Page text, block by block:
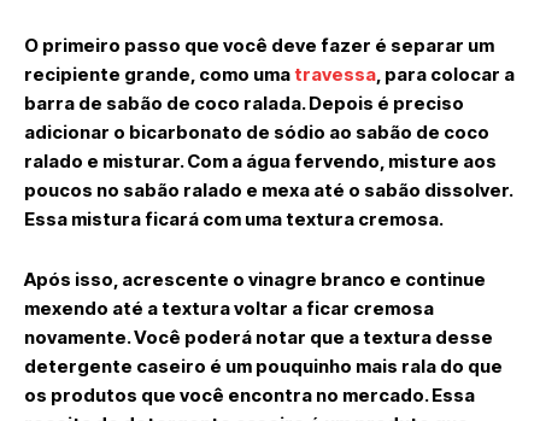
O primeiro passo que você deve fazer é separar um
recipiente grande, como umatravessa, para colocar a
barra de sabão de coco ralada. Depois é preciso
adicionar o bicarbonato de sódio ao sabão de coco
ralado e misturar. Com a água fervendo, misture aos
poucos no sabão ralado e mexa até o sabão dissolver.
Essa mistura ficará com uma textura cremosa.
Após isso, acrescente o vinagre branco e continue
mexendo até a textura voltar a ficar cremosa
novamente. Você poderá notar que a textura desse
detergente caseiro é um pouquinho mais rala do que
os produtos que você encontra no mercado. Essa